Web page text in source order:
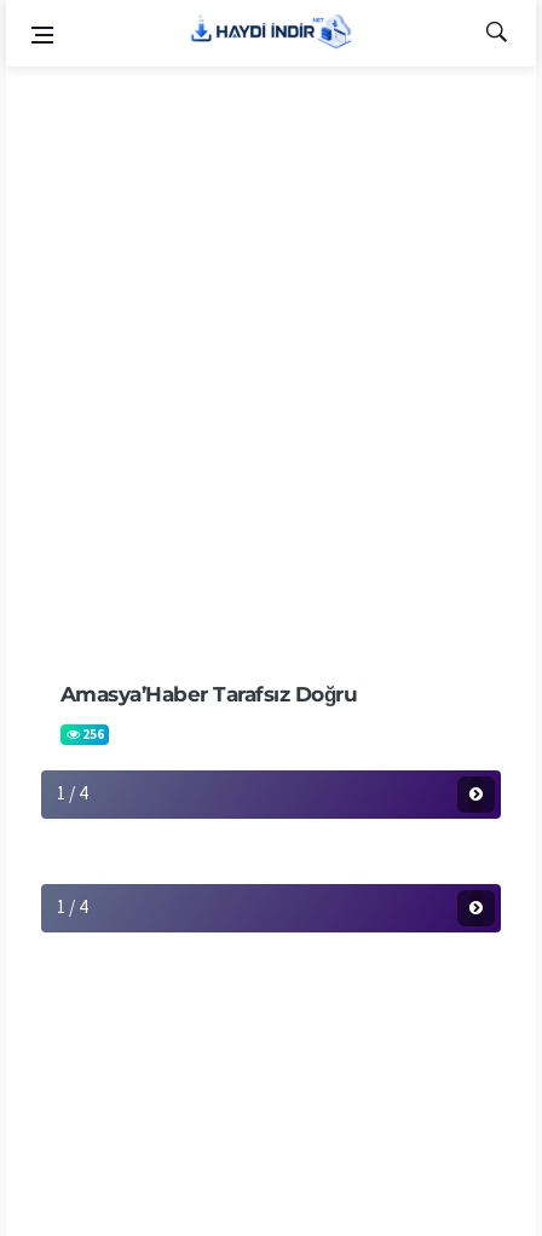
Amasya’Haber Tarafsız Doğru
256
1 / 4
1 / 4